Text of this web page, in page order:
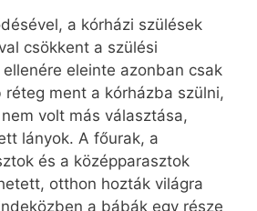
a kórházi szülések
csökkent a szülési
ellenére eleinte azonban csak
réteg ment a kórházba szülni,
volt más választása,
lányok. A főurak, a
és a középparasztok
otthon hozták világra
a bábák egy része